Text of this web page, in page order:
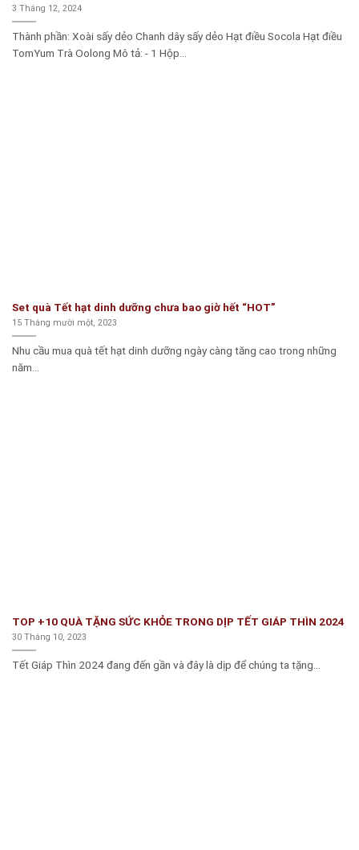
3 Tháng 12, 2024
Thành phần: Xoài sấy dẻo Chanh dây sấy dẻo Hạt điều Socola Hạt điều
TomYum Trà Oolong Mô tả: - 1 Hộp...
Set quà Tết hạt dinh dưỡng chưa bao giờ hết “HOT”
15 Tháng mười một, 2023
Nhu cầu mua quà tết hạt dinh dưỡng ngày càng tăng cao trong những
năm...
TOP +10 QUÀ TẶNG SỨC KHỎE TRONG DỊP TẾT GIÁP THÌN 2024
30 Tháng 10, 2023
Tết Giáp Thìn 2024 đang đến gần và đây là dịp để chúng ta tặng...